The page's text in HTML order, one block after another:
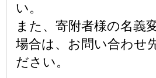
い。
また、寄附者様の名義
場合は、お問い合わせ
ださい。